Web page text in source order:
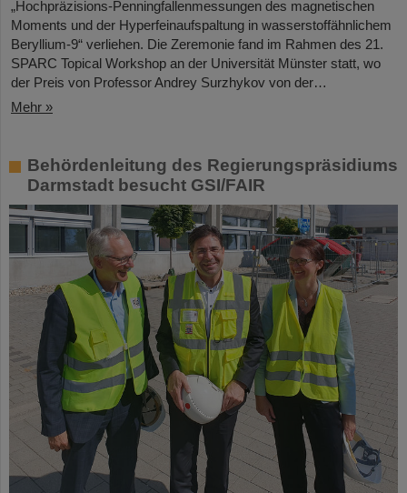
„Hochpräzisions-Penningfallenmessungen des magnetischen
Moments und der Hyperfeinaufspaltung in wasserstoffähnlichem
Beryllium-9“ verliehen. Die Zeremonie fand im Rahmen des 21.
SPARC Topical Workshop an der Universität Münster statt, wo
der Preis von Professor Andrey Surzhykov von der…
Mehr »
Behördenleitung des Regierungspräsidiums
Darmstadt besucht GSI/FAIR